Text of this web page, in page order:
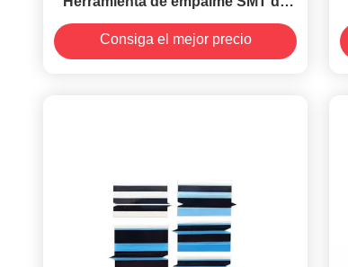
metal Tijeras de color amarillo
Consiga el mejor precio